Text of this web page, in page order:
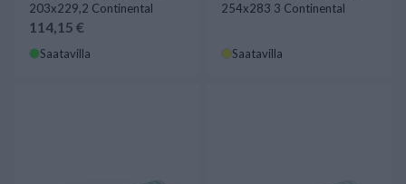
203x229,2 Continental
114,15 €
Saatavilla
254x283 3 Continental
Saatavilla